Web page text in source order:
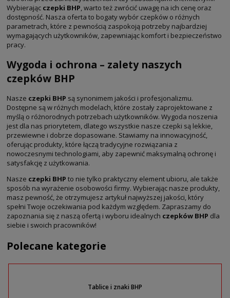
Wybierając czepki BHP, warto też zwrócić uwagę na ich cenę oraz
dostępność. Nasza oferta to bogaty wybór czepków o różnych
parametrach, które z pewnością zaspokoją potrzeby najbardziej
wymagających użytkowników, zapewniając komfort i bezpieczeństwo
pracy.
Wygoda i ochrona – zalety naszych
czepków BHP
Nasze czepki BHP są synonimem jakości i profesjonalizmu.
Dostępne są w różnych modelach, które zostały zaprojektowane z
myślą o różnorodnych potrzebach użytkowników. Wygoda noszenia
jest dla nas priorytetem, dlatego wszystkie nasze czepki są lekkie,
przewiewne i dobrze dopasowane. Stawiamy na innowacyjność,
oferując produkty, które łączą tradycyjne rozwiązania z
nowoczesnymi technologiami, aby zapewnić maksymalną ochronę i
satysfakcję z użytkowania.
Nasze czepki BHP to nie tylko praktyczny element ubioru, ale także
sposób na wyrażenie osobowości firmy. Wybierając nasze produkty,
masz pewność, że otrzymujesz artykuł najwyższej jakości, który
spełni Twoje oczekiwania pod każdym względem. Zapraszamy do
zapoznania się z naszą ofertą i wyboru idealnych czepków BHP dla
siebie i swoich pracowników!
Polecane kategorie
Tablice i znaki BHP